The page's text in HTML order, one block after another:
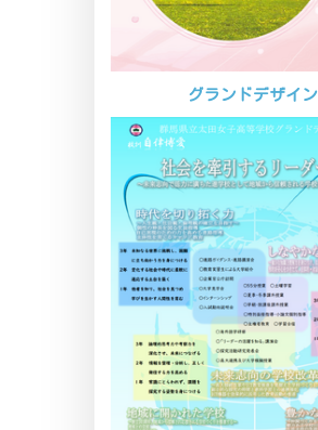
グランドデザイン